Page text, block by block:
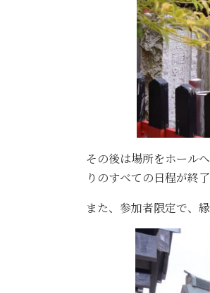
その後は場所をホール
りのすべての日程が終了
また、参加者限定で、